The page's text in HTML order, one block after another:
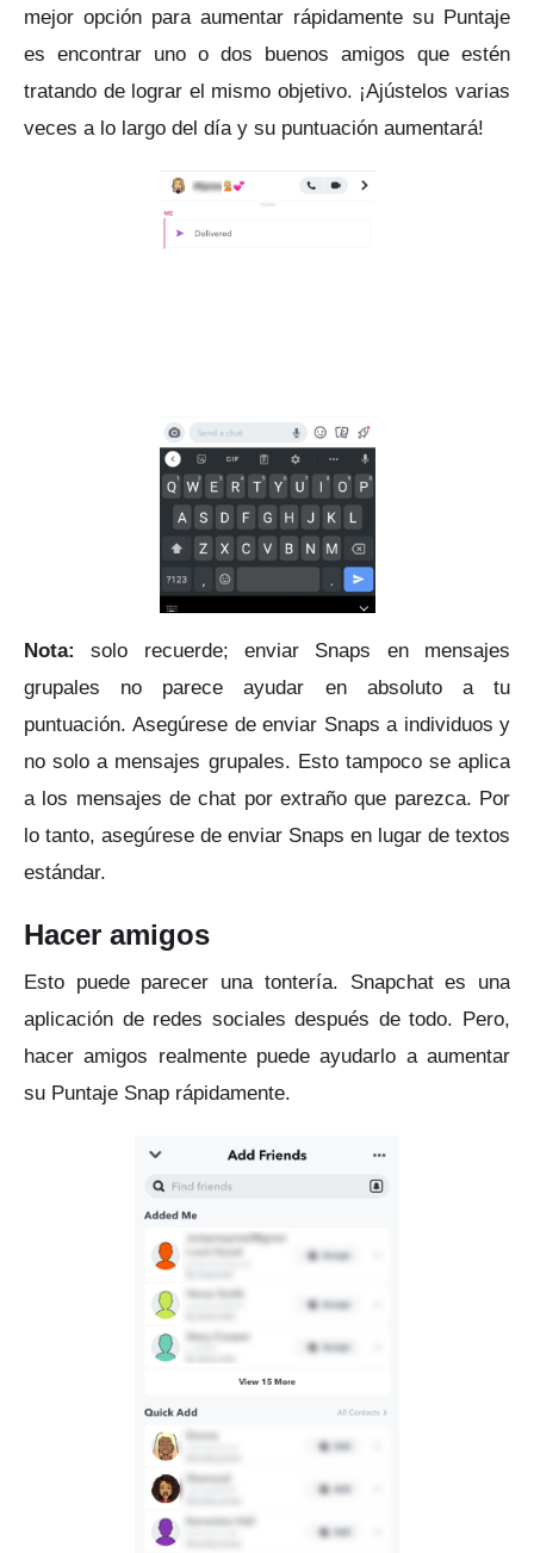
mejor opción para aumentar rápidamente su Puntaje
es encontrar uno o dos buenos amigos que estén
tratando de lograr el mismo objetivo. ¡Ajústelos varias
veces a lo largo del día y su puntuación aumentará!
Nota: solo recuerde; enviar Snaps en mensajes
grupales no parece ayudar en absoluto a tu
puntuación.Asegúrese de enviar Snaps a individuos y
no solo a mensajes grupales. Esto tampoco se aplica
a los mensajes de chat por extraño que parezca. Por
lo tanto, asegúrese de enviar Snaps en lugar de textos
estándar.
Hacer amigos
Esto puede parecer una tontería. Snapchat es una
aplicación de redes sociales después de todo. Pero,
hacer amigos realmente puede ayudarlo a aumentar
su Puntaje Snap rápidamente.